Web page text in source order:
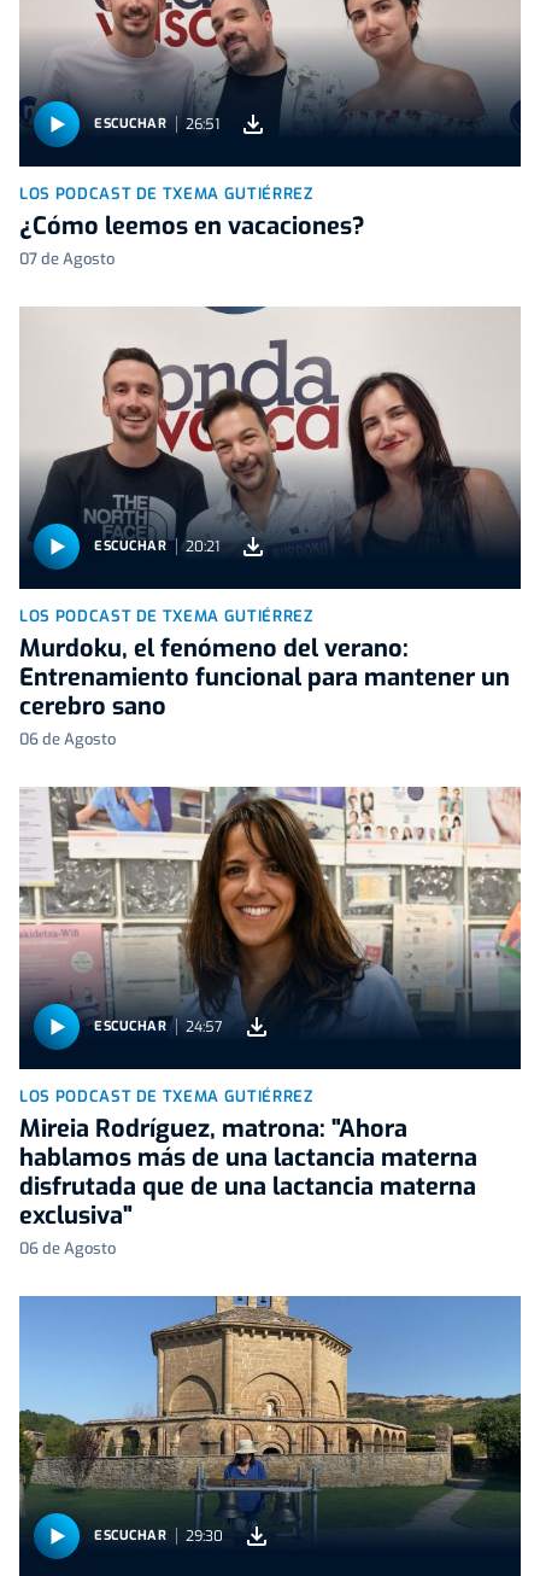
ESCUCHAR 26:51
LOS PODCAST DE TXEMA GUTIÉRREZ
¿Cómo leemos en vacaciones?
07 de Agosto
ESCUCHAR 20:21
LOS PODCAST DE TXEMA GUTIÉRREZ
Murdoku, el fenómeno del verano:
Entrenamiento funcional para mantener un
cerebro sano
06 de Agosto
ESCUCHAR 24:57
LOS PODCAST DE TXEMA GUTIÉRREZ
Mireia Rodríguez, matrona: "Ahora
hablamos más de una lactancia materna
disfrutada que de una lactancia materna
exclusiva"
06 de Agosto
ESCUCHAR 29:30